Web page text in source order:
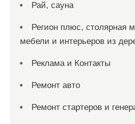
Рай, сауна
Регион плюс, столярная
мебели и интерьеров из
Реклама и Контакты
Ремонт авто
Ремонт стартеров и